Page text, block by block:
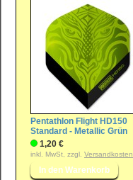
Pentathlon Flight HD150
Standard - Metallic Grün
1,20 €
inkl. MwSt, zzgl. Versandkosten